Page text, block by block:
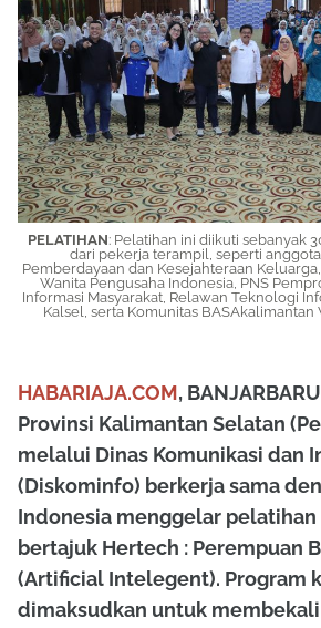
PELATIHAN: Pelatihan ini diikuti sebanyak
dari pekerja terampil, seperti
Pemberdayaan dan Kesejahteraan
Wanita Pengusaha Indonesia, PNS
Informasi Masyarakat, Relawan Teknologi
Kalsel, serta Komunitas
HABARIAJA.COM,
Provinsi Kalimantan Selatan
melalui Dinas Komunikasi dan
(Diskominfo) berkerja sama
Indonesia menggelar
bertajuk Hertech : Perempuan
(Artificial Intelegent). Program
dimaksudkan untuk